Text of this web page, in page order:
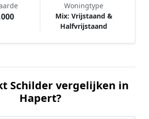
Woningtype
Mix: Vrijstaand &
Halfvrijstaand
Schilder vergelijken in
Hapert?